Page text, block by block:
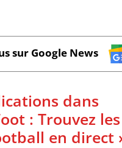
sur Google News
dans
: Trouvez
en direct